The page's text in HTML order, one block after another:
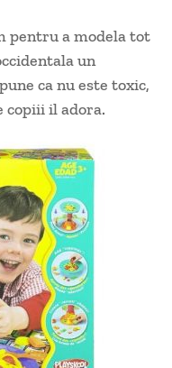
pentru a modela tot
un
ca nu este toxic,
copiii il adora.